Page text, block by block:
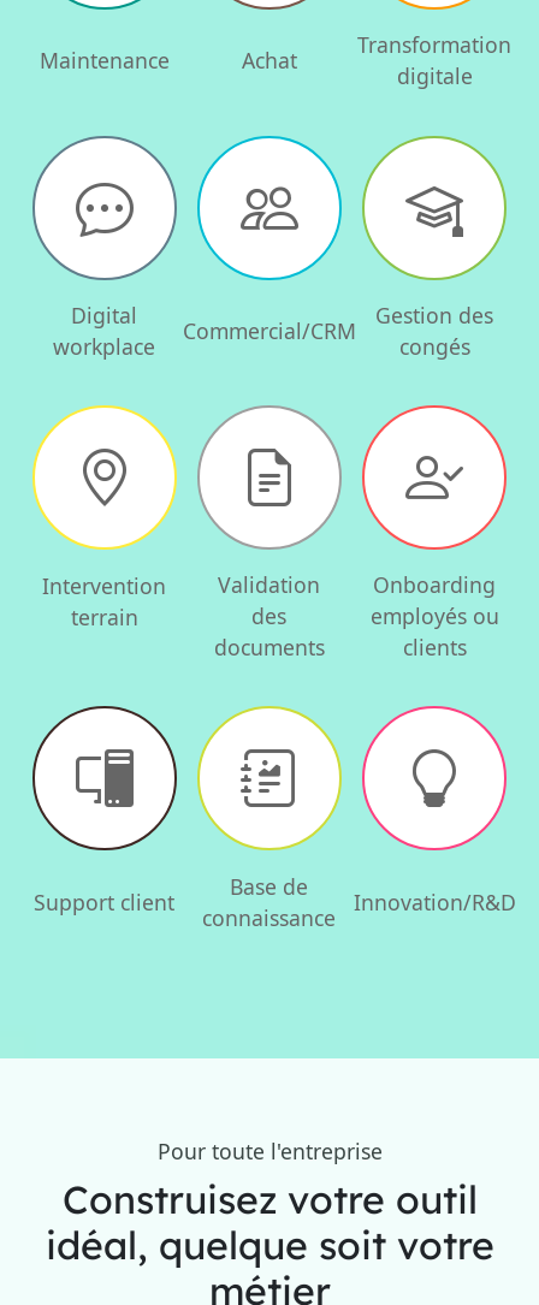
Maintenance Achat
Transformation
digitale
Digital
workplace
Commercial/CRM
Gestion des
congés
Intervention
terrain
Validation
des
documents
Onboarding
employés ou
clients
Support client
Base de
connaissance
Innovation/R&D
Pour toute l'entreprise
Construisez votre outil
idéal, quelque soit votre
métier